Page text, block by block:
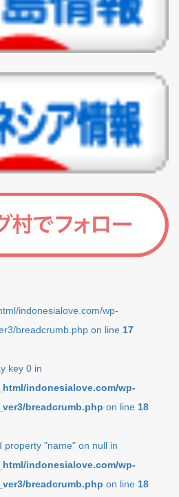
indonesialove.com/wp-
breadcrumb.php on line 17
key 0 in
indonesialove.com/wp-
breadcrumb.php on line 18
property "name" on null in
indonesialove.com/wp-
breadcrumb.php on line 18